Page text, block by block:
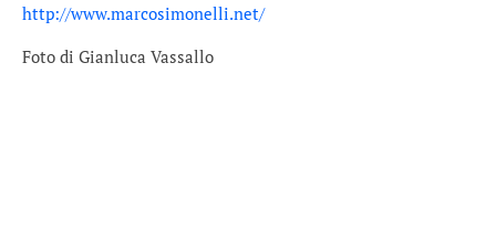
http://www.marcosimonelli.net/
Foto di Gianluca Vassallo